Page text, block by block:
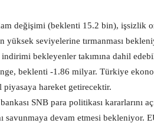
değişimi (beklenti 15.2 bin), işsizlik
yüksek seviyelerine tırmanması
indirimi bekleyenler takımına dahil
beklenti -1.86 milyar. Türkiye
hareket getirecektir.
SNB para politikası kararlarını
savunmaya devam etmesi bekleniyor.